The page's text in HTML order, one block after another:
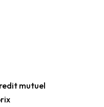
mutuel